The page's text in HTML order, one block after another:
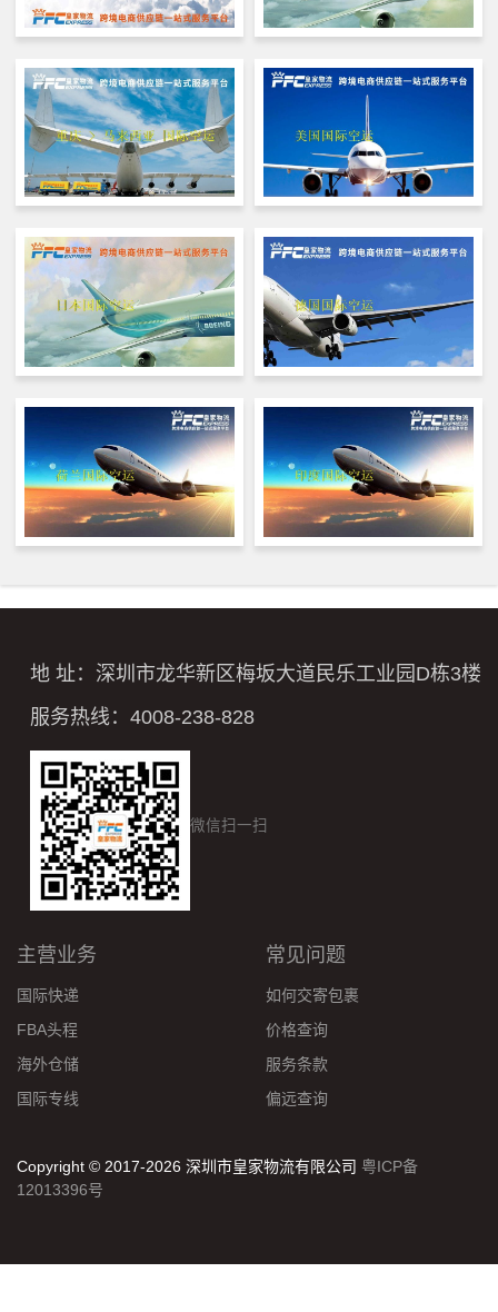
地 址：深圳市龙华新区梅坂大道民乐工业园D栋3楼
服务热线：4008-238-828
微信扫一扫
主营业务
国际快递
FBA头程
海外仓储
国际专线
常见问题
如何交寄包裹
价格查询
服务条款
偏远查询
Copyright © 2017-2026 深圳市皇家物流有限公司 粤ICP备
12013396号